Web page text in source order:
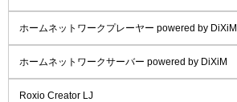
ホームネットワークプレーヤー powered by DiXiM
ホームネットワークサーバー powered by DiXiM
Roxio Creator LJ